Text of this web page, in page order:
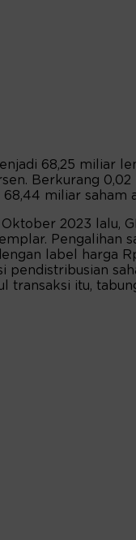
68,25 miliar
Berkurang
68,44 miliar saham
Oktober 2023 lalu,
Pengalihan
label harga
pendistribusian
transaksi itu,